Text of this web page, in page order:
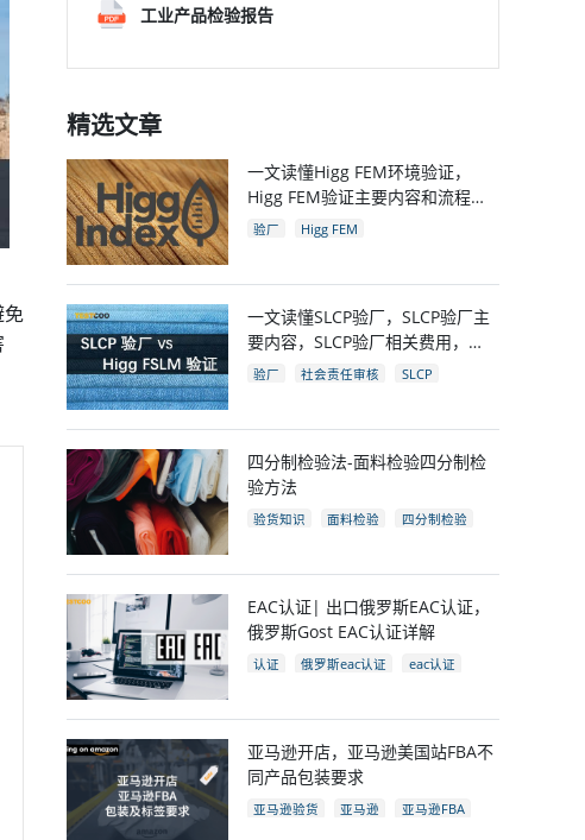
免
工业产品检验报告
精选文章
一文读懂Higg FEM环境验证，
Higg FEM验证主要内容和流程，
和Higg验厂关系
验厂 Higg FEM
一文读懂SLCP验厂，SLCP验厂主
要内容，SLCP验厂相关费用，
SLCP企业自评及审核流程
验厂 社会责任审核 SLCP
四分制检验法-面料检验四分制检
验方法
验货知识 面料检验 四分制检验
EAC认证| 出口俄罗斯EAC认证，
俄罗斯Gost EAC认证详解
认证 俄罗斯eac认证
eac认证
亚马逊开店，亚马逊美国站FBA不
同产品包装要求
亚马逊验货 亚马逊
亚马逊FBA